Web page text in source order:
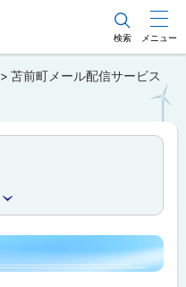
検索 メニュー
苫前町メール配信サービス